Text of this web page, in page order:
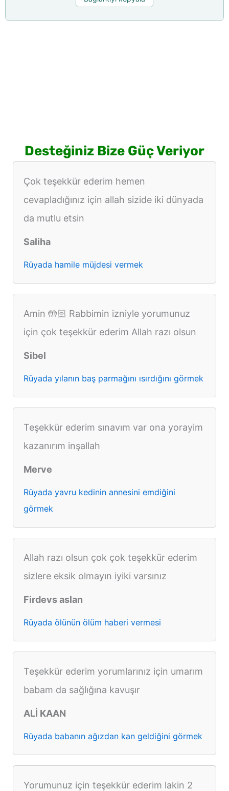
Desteğiniz Bize Güç Veriyor
Çok teşekkür ederim hemen
cevapladığınız için allah sizide iki dünyada
da mutlu etsin
Saliha
Rüyada hamile müjdesi vermek
Amin 🤲🏻 Rabbimin izniyle yorumunuz
için çok teşekkür ederim Allah razı olsun
Sibel
Rüyada yılanın baş parmağını ısırdığını görmek
Teşekkür ederim sınavım var ona yorayim
kazanırım inşallah
Merve
Rüyada yavru kedinin annesini emdiğini
görmek
Allah razı olsun çok çok teşekkür ederim
sizlere eksik olmayın iyiki varsınız
Firdevs aslan
Rüyada ölünün ölüm haberi vermesi
Teşekkür ederim yorumlarınız için umarım
babam da sağlığına kavuşır
ALİ KAAN
Rüyada babanın ağızdan kan geldiğini görmek
Yorumunuz için teşekkür ederim lakin 2